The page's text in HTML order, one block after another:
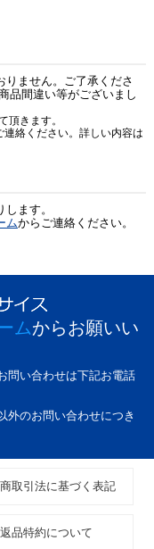
りません。ご了承くださ
品間違い等がございまし
頂きます。
絡ください。詳しい内容は
ます。
ムからご連絡ください。
ムからお願いい
問い合わせは下記お電話
外のお問い合わせにつき
取引法に基づく表記
返品特約について